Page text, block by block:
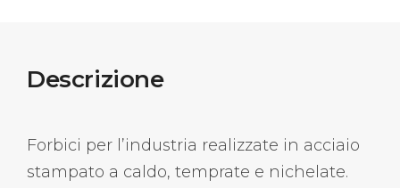
Descrizione
Forbici per l’industria realizzate in acciaio
stampato a caldo, temprate e nichelate.